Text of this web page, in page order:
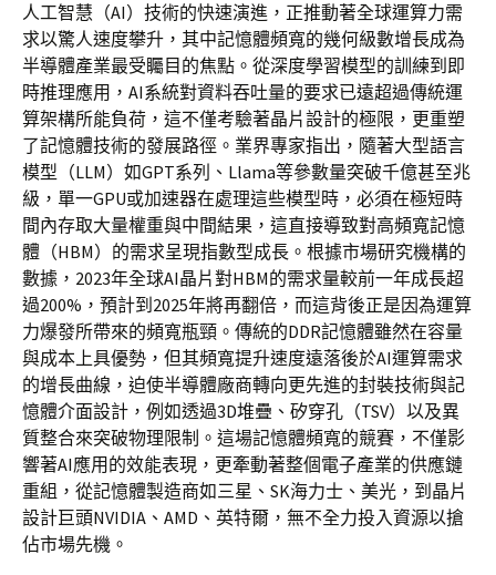
人工智慧（AI）技術的快速演進，正推動著全球運算力需
求以驚人速度攀升，其中記憶體頻寬的幾何級數增長成為
半導體產業最受矚目的焦點。從深度學習模型的訓練到即
時推理應用，AI系統對資料吞吐量的要求已遠超過傳統運
算架構所能負荷，這不僅考驗著晶片設計的極限，更重塑
了記憶體技術的發展路徑。業界專家指出，隨著大型語言
模型（LLM）如GPT系列、Llama等參數量突破千億甚至兆
級，單一GPU或加速器在處理這些模型時，必須在極短時
間內存取大量權重與中間結果，這直接導致對高頻寬記憶
體（HBM）的需求呈現指數型成長。根據市場研究機構的
數據，2023年全球AI晶片對HBM的需求量較前一年成長超
過200%，預計到2025年將再翻倍，而這背後正是因為運算
力爆發所帶來的頻寬瓶頸。傳統的DDR記憶體雖然在容量
與成本上具優勢，但其頻寬提升速度遠落後於AI運算需求
的增長曲線，迫使半導體廠商轉向更先進的封裝技術與記
憶體介面設計，例如透過3D堆疊、矽穿孔（TSV）以及異
質整合來突破物理限制。這場記憶體頻寬的競賽，不僅影
響著AI應用的效能表現，更牽動著整個電子產業的供應鏈
重組，從記憶體製造商如三星、SK海力士、美光，到晶片
設計巨頭NVIDIA、AMD、英特爾，無不全力投入資源以搶
佔市場先機。